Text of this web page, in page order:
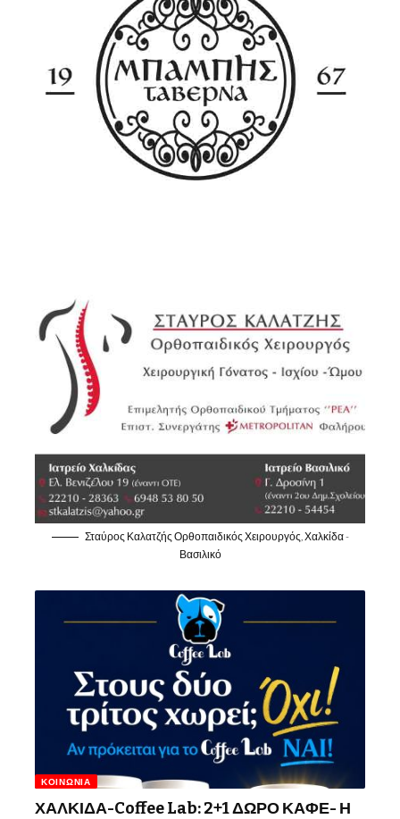
Σταύρος Καλατζής Ορθοπαιδικός Χειρουργός, Χαλκίδα -
Βασιλικό
ΚΟΙΝΩΝΊΑ
ΧΑΛΚΙΔΑ-Coffee Lab: 2+1 ΔΩΡΟ ΚΑΦΕ- Η